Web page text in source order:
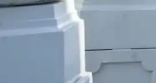
Projekt i realizacja: